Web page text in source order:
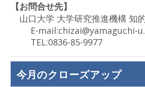
【お問合せ先】
山口大学 大学研究推進機構 知
E-mail:chizai@yamaguchi-
TEL:0836-85-9977
今月のクローズアップ